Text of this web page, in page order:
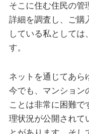
そこに住む住民の
詳細を調査し、ご購
している私としては
す。
ネットを通じてあら
今でも、マンション
ことは非常に困難で
理状況が公開されて